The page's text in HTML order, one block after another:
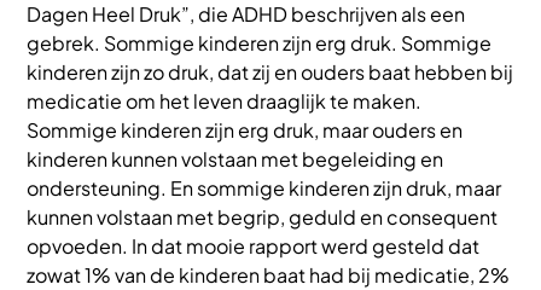
Dagen Heel Druk”, die ADHD beschrijven als een
gebrek. Sommige kinderen zijn erg druk. Sommige
kinderen zijn zo druk, dat zij en ouders baat hebben bij
medicatie om het leven draaglijk te maken.
Sommige kinderen zijn erg druk, maar ouders en
kinderen kunnen volstaan met begeleiding en
ondersteuning. En sommige kinderen zijn druk, maar
kunnen volstaan met begrip, geduld en consequent
opvoeden. In dat mooie rapport werd gesteld dat
zowat 1% van de kinderen baat had bij medicatie, 2%